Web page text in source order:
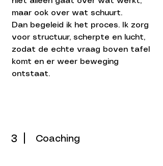
maar ook over wat schuurt.
Dan begeleid ik het proces. Ik zorg
voor structuur, scherpte en lucht,
zodat de echte vraag boven tafel
komt en er weer beweging
ontstaat.
3 Coaching